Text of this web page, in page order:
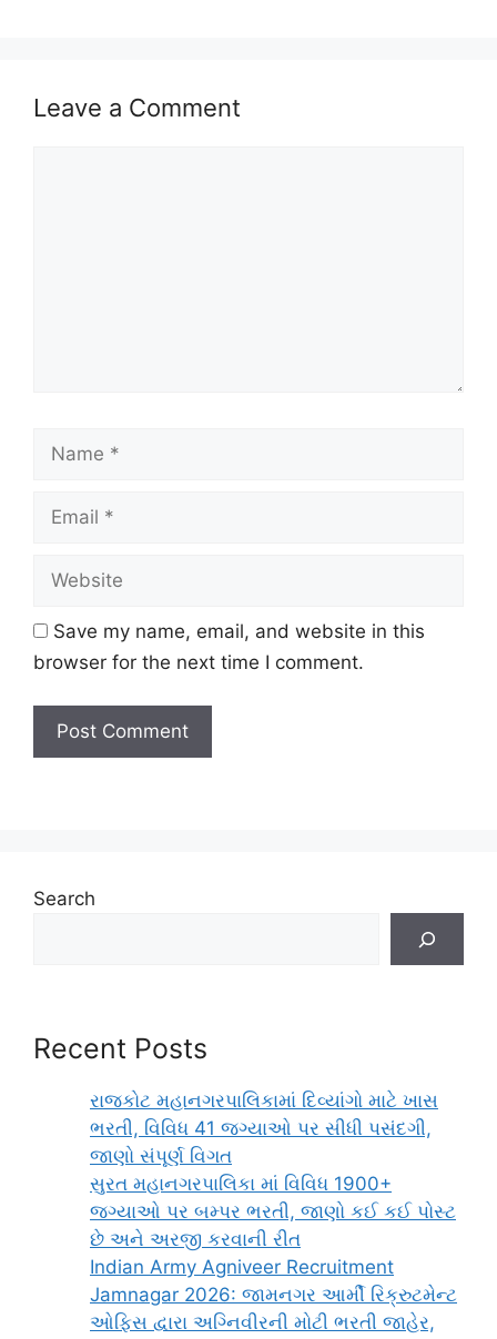
Leave a Comment
Name
Email
Website
Save my name, email, and website in this
browser for the next time I comment.
Search
Recent Posts
રાજકોટ મહાનગરપાલિકામાં દિવ્યાંગો માટે ખાસ
ભરતી, વિવિધ 41 જગ્યાઓ પર સીધી પસંદગી,
જાણો સંપૂર્ણ વિગત
સુરત મહાનગરપાલિકા માં વિવિધ 1900+
જગ્યાઓ પર બમ્પર ભરતી, જાણો કઈ કઈ પોસ્ટ
છે અને અરજી કરવાની રીત
Indian Army Agniveer Recruitment
Jamnagar 2026: જામનગર આર્મી રિક્રુટમેન્ટ
ઓફિસ દ્વારા અગ્નિવીરની મોટી ભરતી જાહેર,